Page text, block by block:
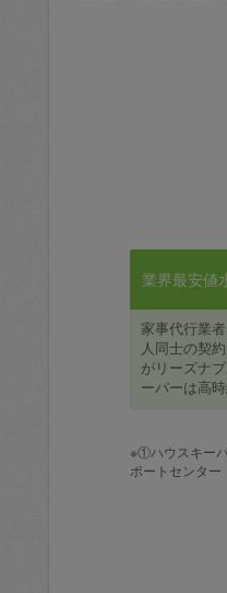
業界最安値
家事代行業
人同士の契
がリーズナ
ーパーは高
※①ハウスキー
ポートセンター